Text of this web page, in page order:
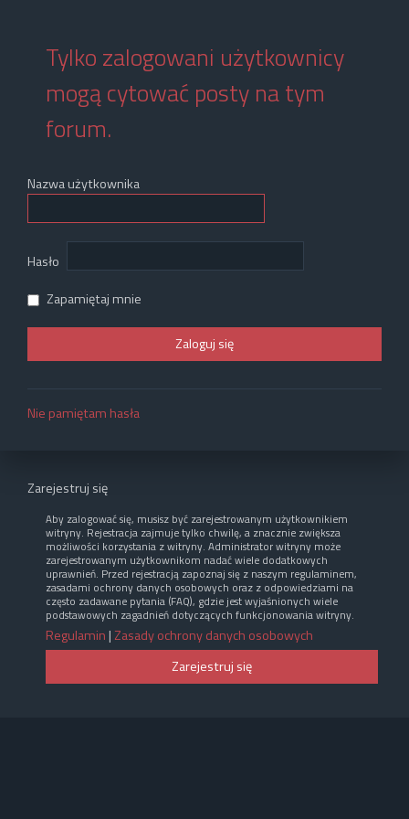
Tylko zalogowani użytkownicy
mogą cytować posty na tym
forum.
Nazwa użytkownika
Hasło
Zapamiętaj mnie
Nie pamiętam hasła
Zarejestruj się
Aby zalogować się, musisz być zarejestrowanym użytkownikiem
witryny. Rejestracja zajmuje tylko chwilę, a znacznie zwiększa
możliwości korzystania z witryny. Administrator witryny może
zarejestrowanym użytkownikom nadać wiele dodatkowych
uprawnień. Przed rejestracją zapoznaj się z naszym regulaminem,
zasadami ochrony danych osobowych oraz z odpowiedziami na
często zadawane pytania (FAQ), gdzie jest wyjaśnionych wiele
podstawowych zagadnień dotyczących funkcjonowania witryny.
Regulamin | Zasady ochrony danych osobowych
Zarejestruj się